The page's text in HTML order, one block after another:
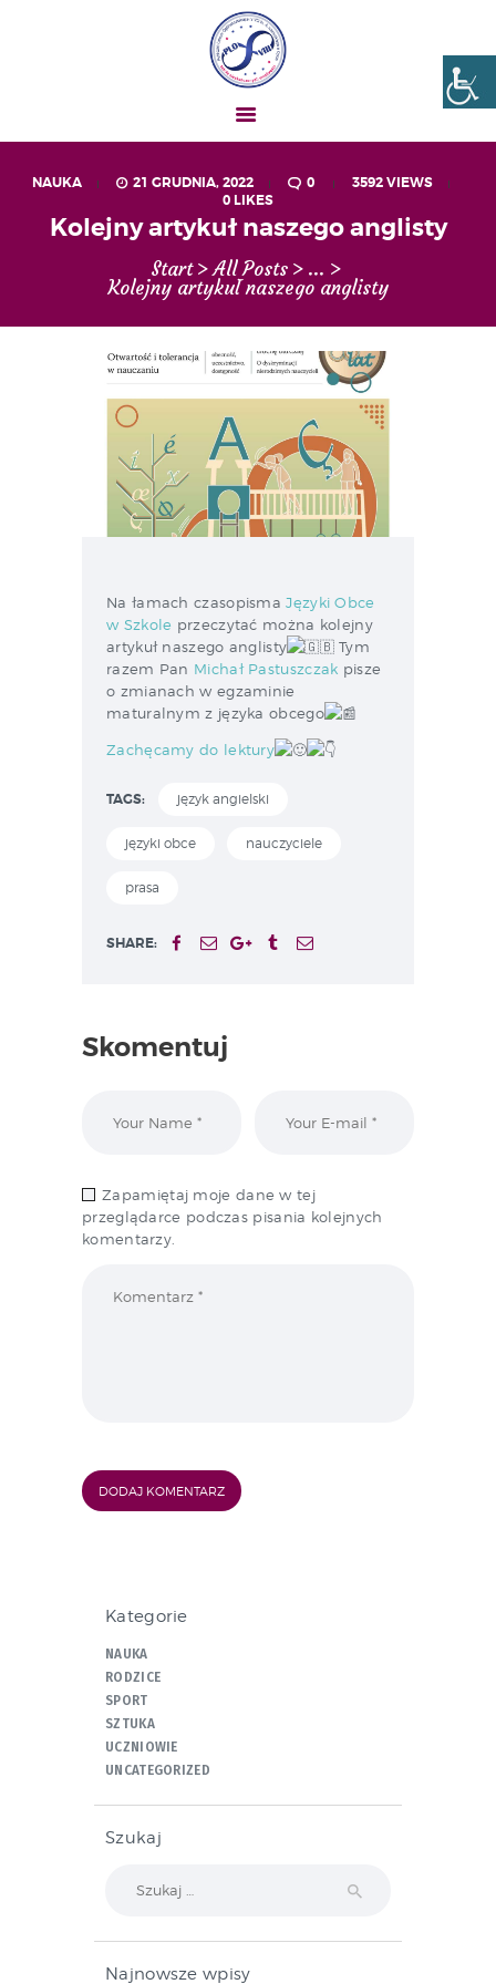
NAUKA 21 GRUDNIA, 2022 0 3592VIEWS
0 LIKES
Kolejny artykuł naszego anglisty
Start All Posts ...
Kolejny artykuł naszego anglisty
Liceum nr VIII Opole
AKTUALNOŚCI
OGŁOSZENIA
UCZEŃ – RODZIC
MATURA
PROJEKTY
GALERIA ZDJĘĆ
KONTAKT
Na łamach czasopismaJęzyki Obce
w Szkole przeczytać można kolejny
artykuł naszego anglisty
Tym
razem Pan Michał Pastuszczak pisze
o zmianach w egzaminie
maturalnym z języka obcego
Zachęcamy do lektury
TAGS: język angielski
języki obce nauczyciele
prasa
SHARE:
Skomentuj
Zapamiętaj moje dane w tej
przeglądarce podczas pisania kolejnych
komentarzy.
Kategorie
NAUKA
RODZICE
SPORT
SZTUKA
UCZNIOWIE
UNCATEGORIZED
Szukaj
Najnowsze wpisy